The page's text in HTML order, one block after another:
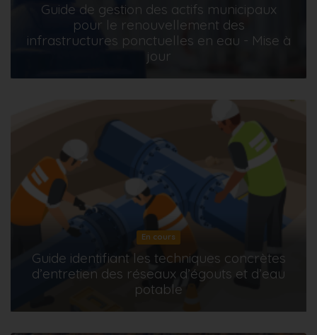
Guide de gestion des actifs municipaux
pour le renouvellement des
infrastructures ponctuelles en eau - Mise à
jour
En cours
Guide identifiant les techniques concrètes
d’entretien des réseaux d’égouts et d’eau
potable